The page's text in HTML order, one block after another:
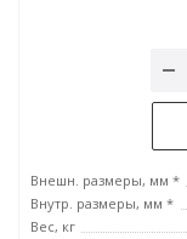
Внешн. размеры, мм *
Внутр. размеры, мм *
Вес, кг